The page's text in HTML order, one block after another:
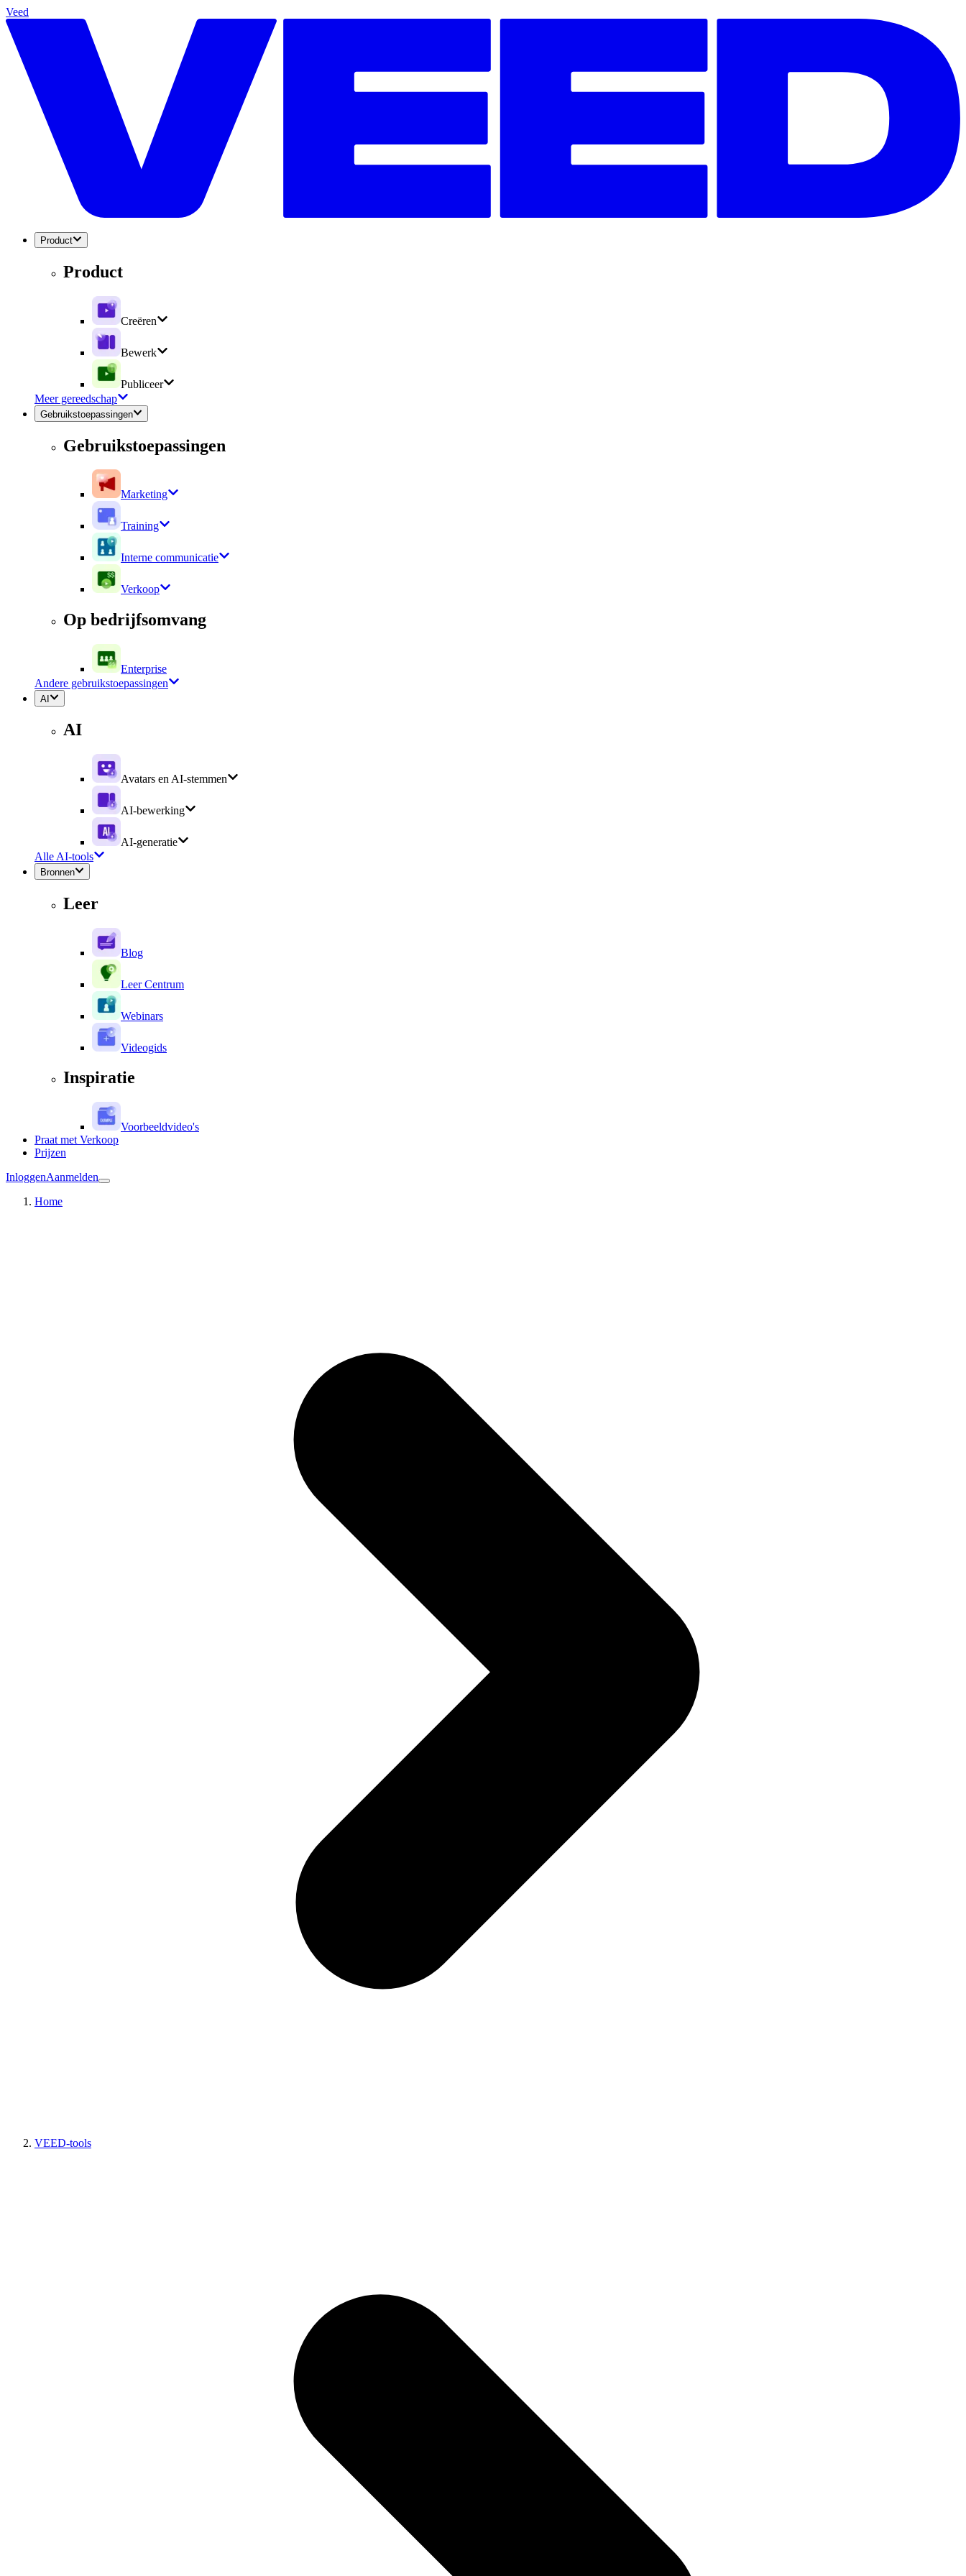
Veed
Product
Product
Creëren
Bewerk
Publiceer
Meer gereedschap
Gebruikstoepassingen
Gebruikstoepassingen
Marketing
Training
Interne communicatie
Verkoop
Op bedrijfsomvang
Enterprise
Andere gebruikstoepassingen
AI
AI
Avatars en AI-stemmen
AI-bewerking
AI-generatie
Alle AI-tools
Bronnen
Leer
Blog
Leer Centrum
Webinars
Videogids
Inspiratie
Voorbeeldvideo's
Praat met Verkoop
Prijzen
InloggenAanmelden
Home
VEED-tools